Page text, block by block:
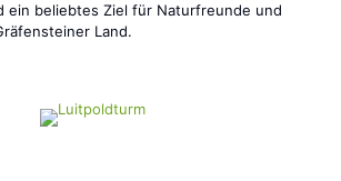
ein beliebtes Ziel für Naturfreunde und
Land.